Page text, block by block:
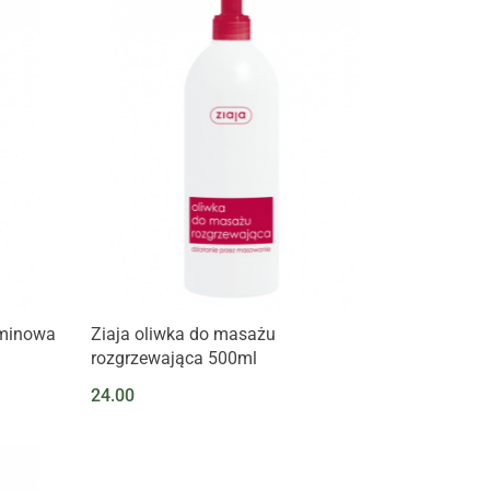
Ziaja oliwka do masażu
rozgrzewająca 500ml
24.00